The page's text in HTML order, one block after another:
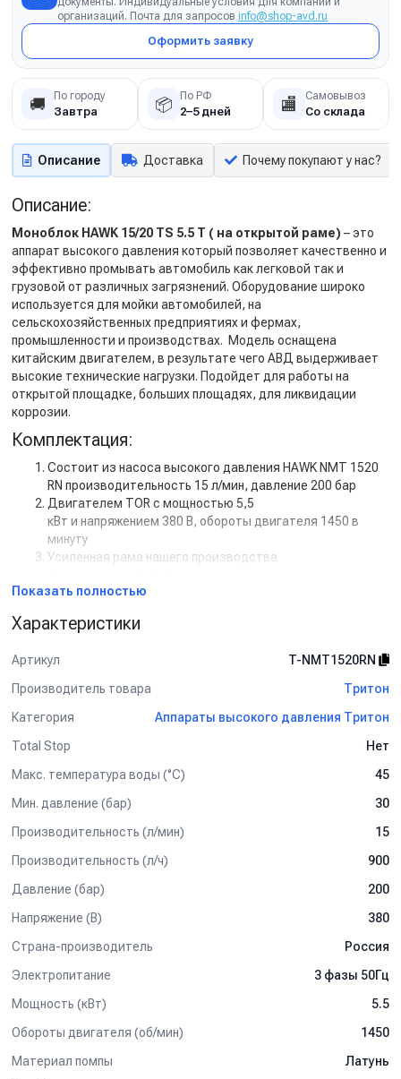
организаций. Почта для запросов info@shop-avd.ru
Оформить заявку
🚚 По городу
Завтра 📦 По РФ
2–5 дней 🏬 Самовывоз
Со склада
Описание Доставка Почему покупают у нас?
Описание:
Моноблок HAWK 15/20 TS 5.5 T ( на открытой раме) – это
аппарат высокого давления который позволяет качественно и
эффективно промывать автомобиль как легковой так и
грузовой от различных загрязнений. Оборудование широко
используется для мойки автомобилей, на
сельскохозяйственных предприятиях и фермах,
промышленности и производствах. Модель оснащена
китайским двигателем, в результате чего АВД выдерживает
высокие технические нагрузки. Подойдет для работы на
открытой площадке, больших площадях, для ликвидации
коррозии.
Комплектация:
Состоит из насоса высокого давления HAWK NMT 1520
RN производительность 15 л/мин, давление 200 бар
Двигателем TOR с мощностью 5,5
кВт и напряжением 380 В, обороты двигателя 1450 в
минуту
Усиленная рама нашего производства
Дополнительная комплектация:
Манометр
до 50 сек)
Кнопкой на 12В для установки на стену.
Рама на колесах
Барабан для шланга от 10 м до 50 м
Пенокомплект
Шланг высокого давления от 1 м до 50 м
Система пескоструй
Спектр применения:
Используется на профессиональных автомойках, как
легкого типа так и грузового.
поверхностей к нанесению покрытий без использования
абразива
оборудования от отложений и накипи
Мойка полов и открытых площадок
Подготовка конструкций к антикоррозионным работам,
удаления штукатурки, краски
Очистка и дезинфекция полов, поверхностей и
Показать полностью
Характеристики
Артикул
T-NMT1520RN
Производитель товара
Тритон
Категория
Аппараты высокого давления Тритон
Total Stop
Нет
Макс. температура воды (°C)
45
Мин. давление (бар)
30
Производительность (л/мин)
15
Производительность (л/ч)
900
Давление (бар)
200
Напряжение (В)
380
Страна-производитель
Россия
Электропитание
3 фазы 50Гц
Мощность (кВт)
5.5
Обороты двигателя (об/мин)
1450
Материал помпы
Латунь